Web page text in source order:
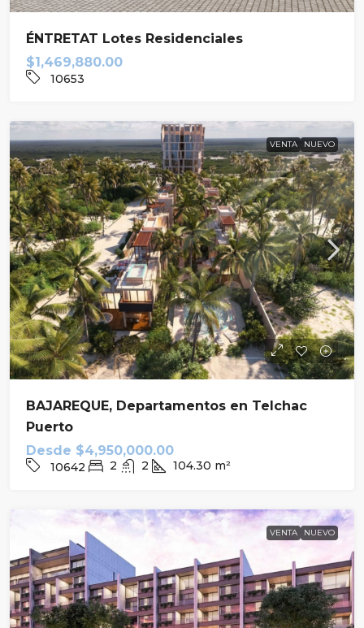
ÉNTRETAT Lotes Residenciales
$1,469,880.00
10653
VENTA NUEVO
BAJAREQUE, Departamentos en Telchac
Puerto
Desde $4,950,000.00
10642 2 2 104.30 m²
VENTA NUEVO